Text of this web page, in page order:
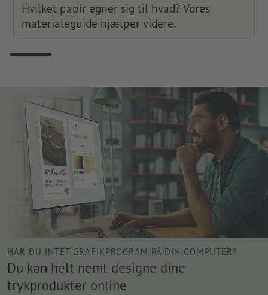
HAR DU INTET GRAFIKPROGRAM PÅ DIN COMPUTER?
Du kan helt nemt designe dine
trykprodukter online
Hvilket papir egner sig til hvad? Vores
materialeguide hjælper videre.